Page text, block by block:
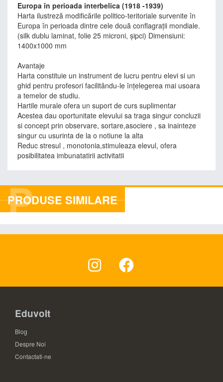
Europa în perioada interbelica (1918 -1939)
Harta ilustreză modificările politico-teritoriale survenite în
Europa în perioada dintre cele două conflagraţii mondiale.
(silk dublu laminat, folie 25 microni, şipci) Dimensiuni:
1400x1000 mm
Avantaje
Harta constituie un instrument de lucru pentru elevi si un
ghid pentru profesori facilitându-le înţelegerea mai usoara
a temelor de studiu.
Hartile murale ofera un suport de curs suplimentar
Acestea dau oportunitate elevului sa traga singur concluzii
si concept prin observare, sortare,asociere , sa inainteze
singur cu usurinta de la o notiune la alta
Reduc stresul , monotonia,stimuleaza elevul, ofera
posibilitatea imbunatatirii activitatii
P
PRODUSE SIMILARE
Eduvolt
Blog
Despre Noi
Contactati-ne